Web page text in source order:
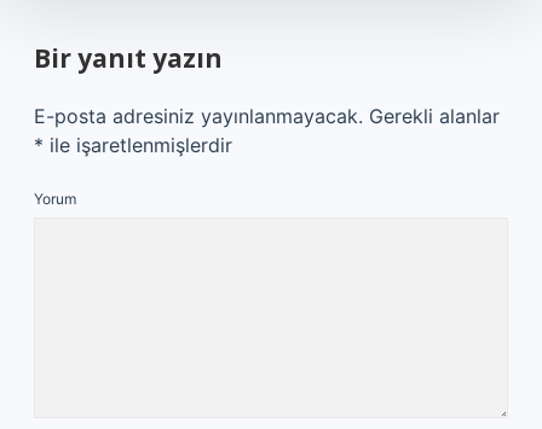
Bir yanıt yazın
E-posta adresiniz yayınlanmayacak. Gerekli alanlar
* ile işaretlenmişlerdir
Yorum